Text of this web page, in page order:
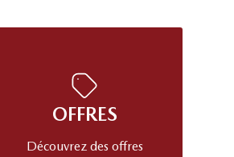
OFFRES
Découvrez des offres